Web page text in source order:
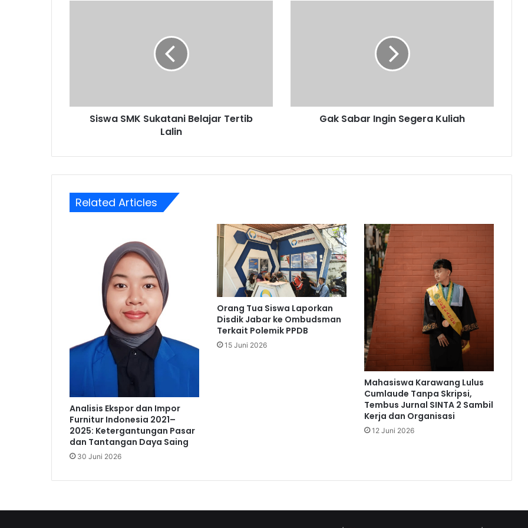
Siswa SMK Sukatani Belajar Tertib
Lalin
Gak Sabar Ingin Segera Kuliah
Related Articles
Analisis Ekspor dan Impor
Furnitur Indonesia 2021–
2025: Ketergantungan Pasar
dan Tantangan Daya Saing
30 Juni 2026
Orang Tua Siswa Laporkan
Disdik Jabar ke Ombudsman
Terkait Polemik PPDB
15 Juni 2026
Mahasiswa Karawang Lulus
Cumlaude Tanpa Skripsi,
Tembus Jurnal SINTA 2 Sambil
Kerja dan Organisasi
12 Juni 2026